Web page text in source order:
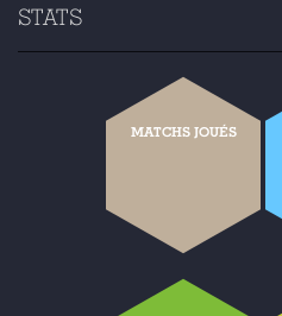
STATS
MATCHS JOUÉS